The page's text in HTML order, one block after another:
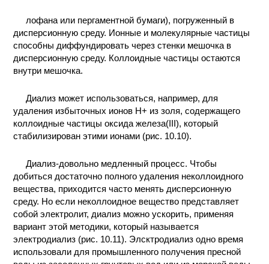
лофана или пергаментной бумаги), погруженный в
дисперсионную среду. Ионные и молекулярные частицы
способны диффундировать через стенки мешочка в
дисперсионную среду. Коллоидные частицы остаются
внутри мешочка.
Диализ может использоваться, например, для
удаления избыточных ионов H+ из золя, содержащего
коллоидные частицы оксида железа(III), который
стабилизирован этими ионами (рис. 10.10).
Диализ-довольно медленный процесс. Чтобы
добиться достаточно полного удаления неколлоидного
вещества, приходится часто менять дисперсионную
среду. Но если неколлоидное вещество представляет
собой электролит, диализ можно ускорить, применяя
вариант этой методики, который называется
электродиализ (рис. 10.11). Элсктродиализ одно время
использовали для промышленного получения пресной